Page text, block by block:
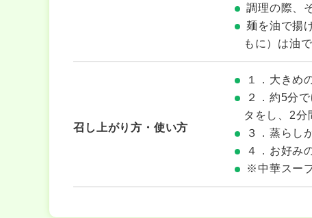
調理の際、
麺を油で揚
もに）は油
召し上がり方・使い方
１．大きめ
２．約5分
タをし、2分
３．蒸らし
４．お好み
※中華スー